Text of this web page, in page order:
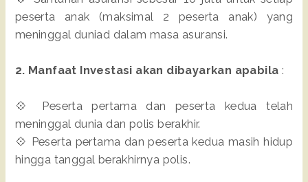
peserta anak (maksimal 2 peserta anak) yang
meninggal duniad dalam masa asuransi.
2. Manfaat Investasi akan dibayarkan apabila :
💠 Peserta pertama dan peserta kedua telah
meninggal dunia dan polis berakhir.
💠 Peserta pertama dan peserta kedua masih hidup
hingga tanggal berakhirnya polis.